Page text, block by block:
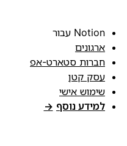
Notion עבור
ארגונים
חברות סטארט-אפ
עסק קטן
שימוש אישי
למידע נוסף →